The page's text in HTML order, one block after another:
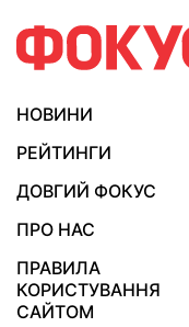
НОВИНИ
РЕЙТИНГИ
ДОВГИЙ ФОКУС
ПРО НАС
ПРАВИЛА
КОРИСТУВАННЯ
САЙТОМ